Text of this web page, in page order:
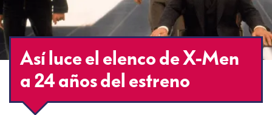
Así luce el elenco de X-Men
a 24 años del estreno